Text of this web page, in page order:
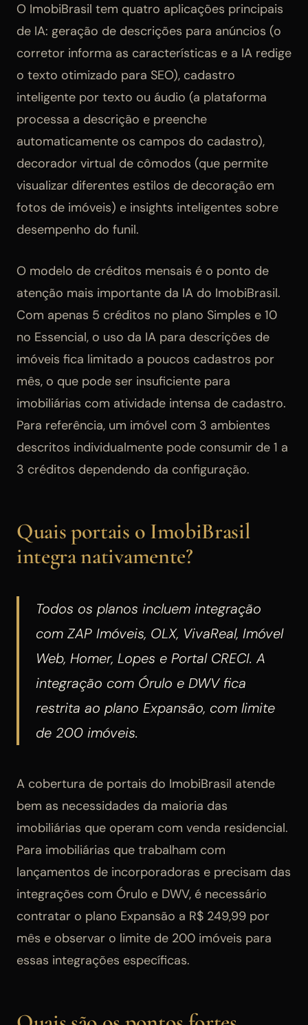
O ImobiBrasil tem quatro aplicações principais
de IA: geração de descrições para anúncios (o
corretor informa as características e a IA redige
o texto otimizado para SEO), cadastro
inteligente por texto ou áudio (a plataforma
processa a descrição e preenche
automaticamente os campos do cadastro),
decorador virtual de cômodos (que permite
visualizar diferentes estilos de decoração em
fotos de imóveis) e insights inteligentes sobre
desempenho do funil.
O modelo de créditos mensais é o ponto de
atenção mais importante da IA do ImobiBrasil.
Com apenas 5 créditos no plano Simples e 10
no Essencial, o uso da IA para descrições de
imóveis fica limitado a poucos cadastros por
mês, o que pode ser insuficiente para
imobiliárias com atividade intensa de cadastro.
Para referência, um imóvel com 3 ambientes
descritos individualmente pode consumir de 1 a
3 créditos dependendo da configuração.
Quais portais o ImobiBrasil
integra nativamente?
Todos os planos incluem integração
com ZAP Imóveis, OLX, VivaReal, Imóvel
Web, Homer, Lopes e Portal CRECI. A
integração com Órulo e DWV fica
restrita ao plano Expansão, com limite
de 200 imóveis.
A cobertura de portais do ImobiBrasil atende
bem as necessidades da maioria das
imobiliárias que operam com venda residencial.
Para imobiliárias que trabalham com
lançamentos de incorporadoras e precisam das
integrações com Órulo e DWV, é necessário
contratar o plano Expansão a R$ 249,99 por
mês e observar o limite de 200 imóveis para
essas integrações específicas.